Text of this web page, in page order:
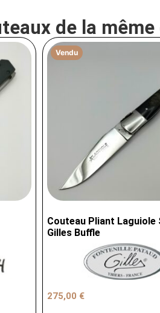
de la
Vendu
Couteau Pliant Laguiole
Gilles Buffle
275,00 €